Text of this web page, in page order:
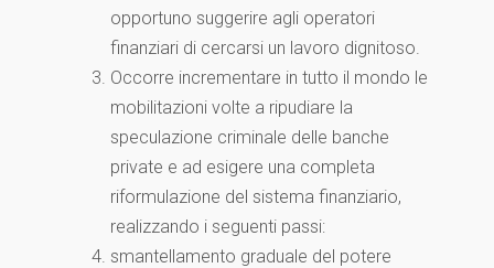
opportuno suggerire agli operatori
finanziari di cercarsi un lavoro dignitoso.
Occorre incrementare in tutto il mondo le
mobilitazioni volte a ripudiare la
speculazione criminale delle banche
private e ad esigere una completa
riformulazione del sistema finanziario,
realizzando i seguenti passi:
smantellamento graduale del potere